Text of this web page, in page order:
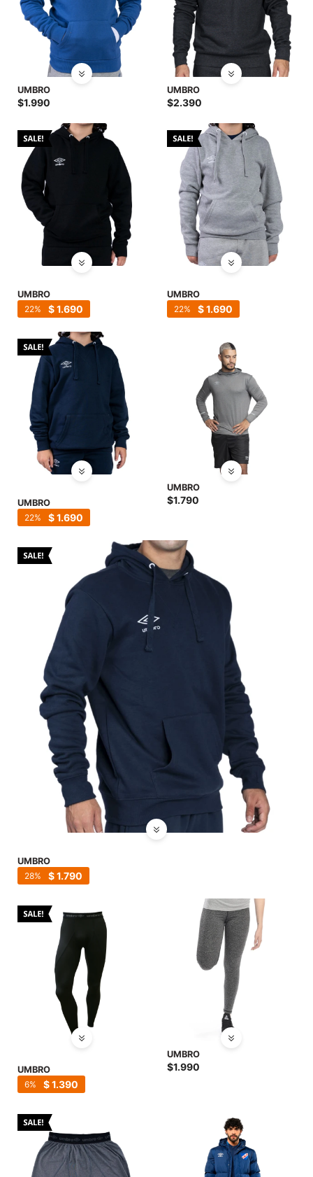
UMBRO
$1.990
UMBRO
$2.390
UMBRO
$1.690
22
UMBRO
$1.690
22
UMBRO
$1.690
22
UMBRO
$1.790
28
UMBRO
$1.790
UMBRO
$1.390
6
UMBRO
$1.990